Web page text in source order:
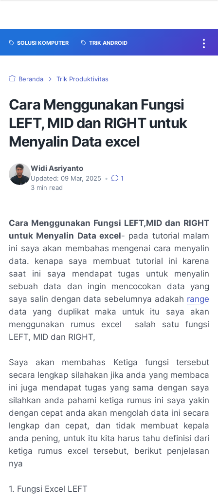
SOLUSI KOMPUTER TRIK ANDROID
Beranda Trik Produktivitas
Cara Menggunakan Fungsi
LEFT, MID dan RIGHT untuk
Menyalin Data excel
Widi Asriyanto
Updated: 09 Mar, 2025 •
1
3 min read
Cara Menggunakan Fungsi LEFT,MID dan RIGHT
untuk Menyalin Data excel- pada tutorial malam
ini saya akan membahas mengenai cara menyalin
data. kenapa saya membuat tutorial ini karena
saat ini saya mendapat tugas untuk menyalin
sebuah data dan ingin mencocokan data yang
saya salin dengan data sebelumnya adakah range
data yang duplikat maka untuk itu saya akan
menggunakan rumus excel salah satu fungsi
LEFT, MID dan RIGHT,
Saya akan membahas Ketiga fungsi tersebut
secara lengkap silahakan jika anda yang membaca
ini juga mendapat tugas yang sama dengan saya
silahkan anda pahami ketiga rumus ini saya yakin
dengan cepat anda akan mengolah data ini secara
lengkap dan cepat, dan tidak membuat kepala
anda pening, untuk itu kita harus tahu definisi dari
ketiga rumus excel tersebut, berikut penjelasan
nya
1. Fungsi Excel LEFT